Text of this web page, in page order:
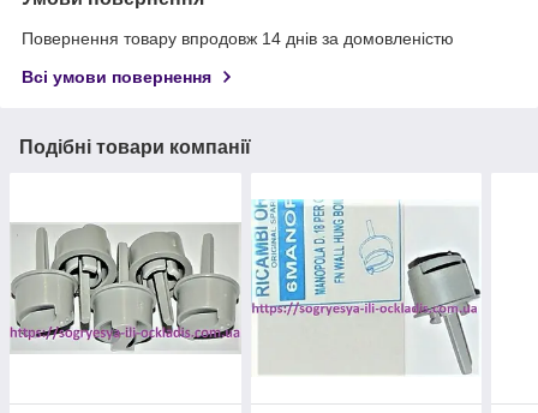
Повернення товару впродовж 14 днів за домовленістю
Всі умови повернення
Подібні товари компанії